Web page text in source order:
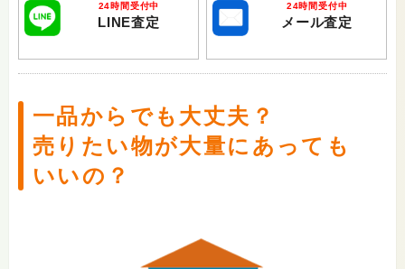
24時間受付中
LINE査定
24時間受付中
メール査定
一品からでも大丈夫？
売りたい物が大量にあっても
いいの？